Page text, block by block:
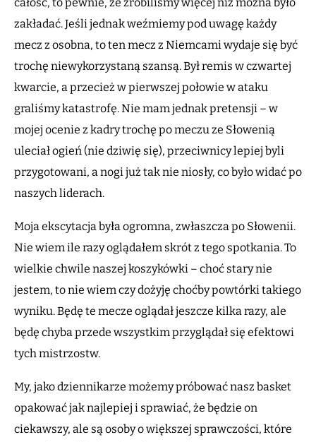
całość, to pewnie, że zrobiliśmy więcej niż można było
zakładać. Jeśli jednak weźmiemy pod uwagę każdy
mecz z osobna, to ten mecz z Niemcami wydaje się być
trochę niewykorzystaną szansą. Był remis w czwartej
kwarcie, a przecież w pierwszej połowie w ataku
graliśmy katastrofę. Nie mam jednak pretensji – w
mojej ocenie z kadry trochę po meczu ze Słowenią
uleciał ogień (nie dziwię się), przeciwnicy lepiej byli
przygotowani, a nogi już tak nie niosły, co było widać po
naszych liderach.
Moja ekscytacja była ogromna, zwłaszcza po Słowenii.
Nie wiem ile razy oglądałem skrót z tego spotkania. To
wielkie chwile naszej koszykówki – choć stary nie
jestem, to nie wiem czy dożyję choćby powtórki takiego
wyniku. Będę te mecze oglądał jeszcze kilka razy, ale
będę chyba przede wszystkim przyglądał się efektowi
tych mistrzostw.
My, jako dziennikarze możemy próbować nasz basket
opakować jak najlepiej i sprawiać, że będzie on
ciekawszy, ale są osoby o większej sprawczości, które